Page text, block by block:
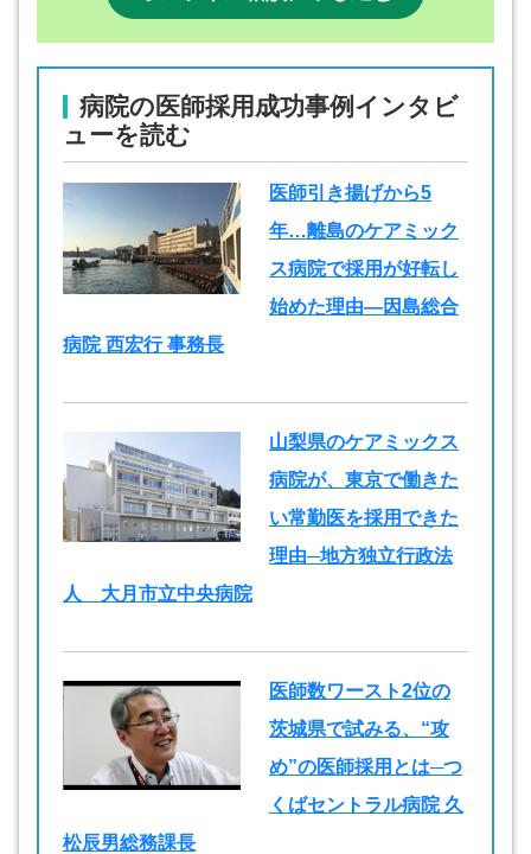
病院の医師採用成功事例インタビ
ューを読む
医師引き揚げから5
年…離島のケアミック
ス病院で採用が好転し
始めた理由―因島総合
病院 西宏行 事務長
山梨県のケアミックス
病院が、東京で働きた
い常勤医を採用できた
理由─地方独立行政法
人 大月市立中央病院
医師数ワースト2位の
茨城県で試みる、“攻
め”の医師採用とは─つ
くばセントラル病院 久
松辰男総務課長